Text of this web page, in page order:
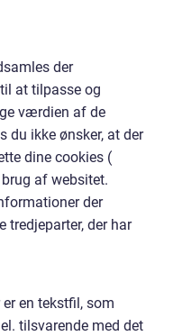
der
at tilpasse og
værdien af de
du ikke ønsker, at der
dine cookies (
af websitet.
der
tredjeparter, der har
er en tekstfil, som
tilsvarende med det